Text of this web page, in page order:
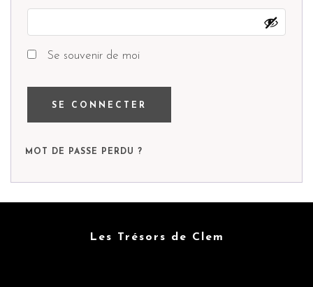
Se souvenir de moi
SE CONNECTER
MOT DE PASSE PERDU ?
Les Trésors de Clem